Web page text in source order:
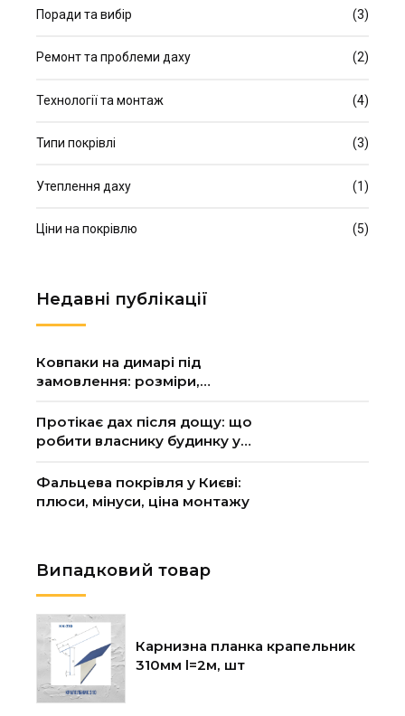
Поради та вибір (3)
Ремонт та проблеми даху (2)
Технології та монтаж (4)
Типи покрівлі (3)
Утеплення даху (1)
Ціни на покрівлю (5)
Недавні публікації
Ковпаки на димарі під
замовлення: розміри,
Протікає дах після дощу: що
робити власнику будинку у
Фальцева покрівля у Києві:
плюси, мінуси, ціна монтажу
Випадковий товар
Карнизна планка крапельник
310мм l=2м, шт